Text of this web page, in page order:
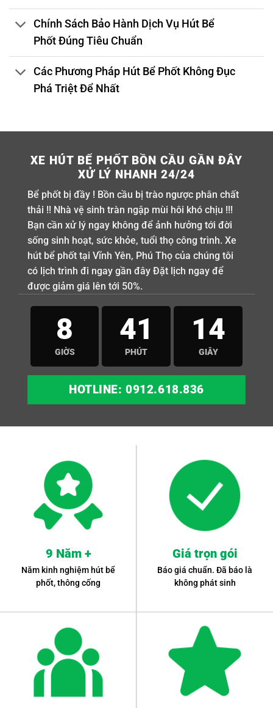
Chính Sách Bảo Hành Dịch Vụ Hút Bể
Phốt Đúng Tiêu Chuẩn
Các Phương Pháp Hút Bể Phốt Không Đục
Phá Triệt Để Nhất
XE HÚT BỂ PHỐT BỒN CẦU GẦN ĐÂY
XỬ LÝ NHANH 24/24
Bể phốt bị đầy ! Bồn cầu bị trào ngược phân chất
thải !! Nhà vệ sinh tràn ngập mùi hôi khó chịu !!!
Bạn cần xử lý ngay không để ảnh hưởng tới đời
sống sinh hoạt, sức khỏe, tuổi thọ công trình. Xe
hút bể phốt tại Vĩnh Yên, Phú Thọ của chúng tôi
có lịch trình đi ngay gần đây Đặt lịch ngay để
được giảm giá lên tới 50%.
8
GIỜS
41
PHÚT
13
GIÂY
HOTLINE: 0912.618.836
9 Năm +
Năm kinh nghiệm hút bể
phốt, thông cống
Giá trọn gói
Báo giá chuẩn. Đã báo là
không phát sinh